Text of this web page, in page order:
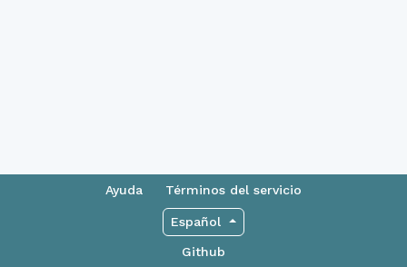
Ayuda Términos del servicio
Español
Github